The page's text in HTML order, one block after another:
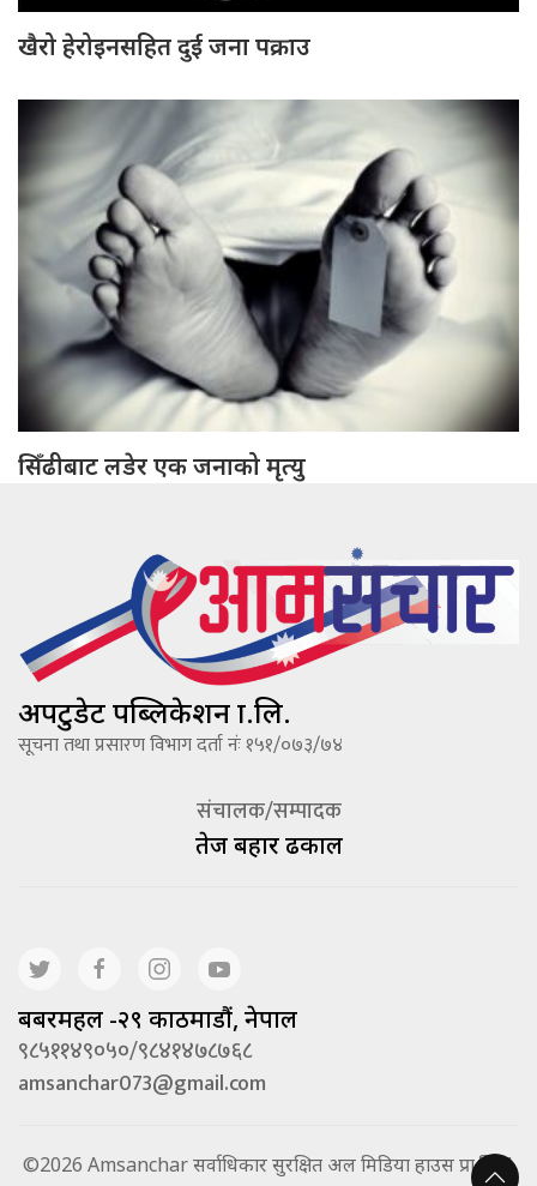
खैरो हेरोइनसहित दुई जना पक्राउ
सिँढीबाट लडेर एक जनाको मृत्यु
अपटुडेट पब्लिकेशन प्रा.लि.
सूचना तथा प्रसारण विभाग दर्ता नंः १५१/०७३/७४
संचालक/सम्पादक
तेज बहादूर ढकाल
बबरमहल -२९ काठमाडौं, नेपाल
९८५११४९०५०/९८४१४७८७६८
amsanchar073@gmail.com
©2026 Amsanchar सर्वाधिकार सुरक्षित अल मिडिया हाउस प्रा.लि. |